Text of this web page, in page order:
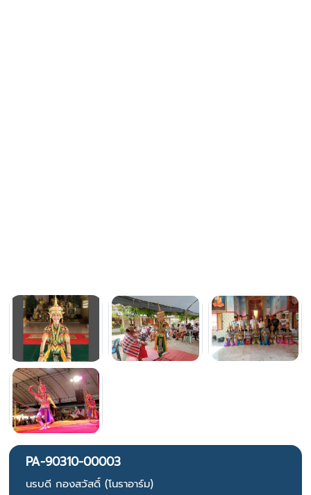
PA-90310-00003
นรบดี กองสวัสดิ์ (โนราอาร์ม)